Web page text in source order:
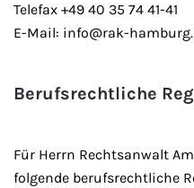
Telefax +49 40 35 74 41-41
E-Mail: info@rak-
Berufsrechtliche
Für Herrn Rechtsanwalt
folgende berufsrechtliche